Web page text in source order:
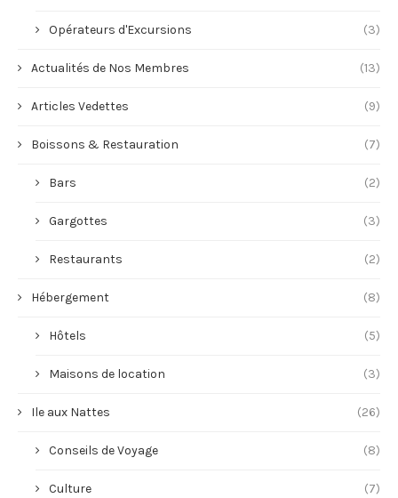
Opérateurs d'Excursions (3)
Actualités de Nos Membres (13)
Articles Vedettes (9)
Boissons & Restauration (7)
Bars (2)
Gargottes (3)
Restaurants (2)
Hébergement (8)
Hôtels (5)
Maisons de location (3)
Ile aux Nattes (26)
Conseils de Voyage (8)
Culture (7)